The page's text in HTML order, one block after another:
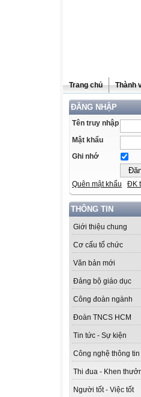
Trang chủ Thành
ĐĂNG NHẬP
Tên truy nhập
Mật khẩu
Ghi nhớ
Quên mật khẩu ĐK
THÔNG TIN
Giới thiệu chung
Cơ cấu tổ chức
Văn bản mới
Đảng bộ giáo dục
Công đoàn ngành
Đoàn TNCS HCM
Tin tức - Sự kiện
Công nghệ thông tin
Thi đua - Khen
Người tốt - Việc tốt